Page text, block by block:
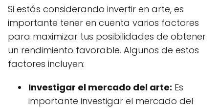
Si estás considerando invertir en arte, es
importante tener en cuenta varios factores
para maximizar tus posibilidades de obtener
un rendimiento favorable. Algunos de estos
factores incluyen:
Investigar el mercado del arte: Es
importante investigar el mercado del